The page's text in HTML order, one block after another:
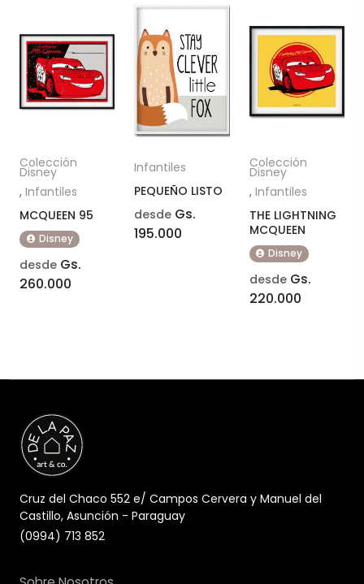
Colección
Disney
, Infantiles
MCQUEEN 95
Disney
desde Gs.
260.000
Infantiles
PEQUEÑO LISTO
desde Gs.
195.000
Colección
Disney
, Infantiles
THE LIGHTNING
MCQUEEN
Disney
desdeGs.
220.000
Cruz del Chaco 552 e/ Campos Cervera y Manuel del
Castillo, Asunción - Paraguay
(0994) 713 852